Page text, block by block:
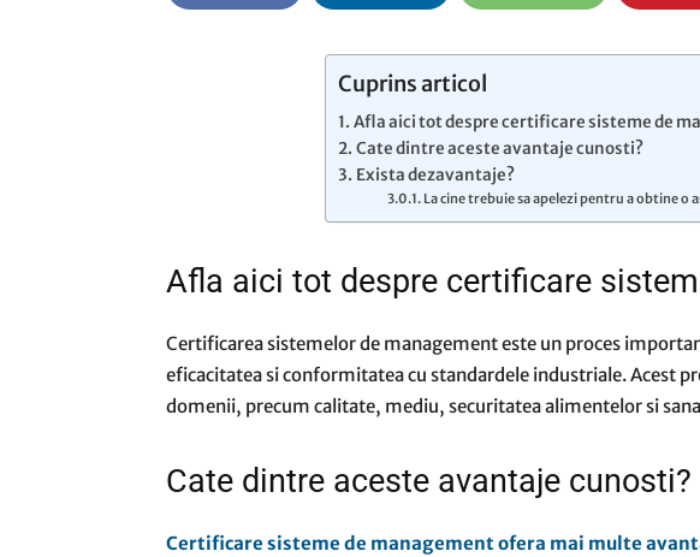
Cuprins articol
Afla aici tot despre certificare sisteme de
Cate dintre aceste avantaje cunosti?
Exista dezavantaje?
La cine trebuie sa apelezi pentru a obtine o
Afla aici tot despre certificare
Certificarea sistemelor de management este un proces
eficacitatea si conformitatea cu standardele industriale. Acest
domenii, precum calitate, mediu, securitatea alimentelor si
Cate dintre aceste avantaje cunosti?
Certificare sisteme de management ofera mai multe